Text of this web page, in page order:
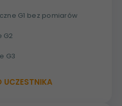
G1 bez pomiarów
G2
G3
UCZESTNIKA